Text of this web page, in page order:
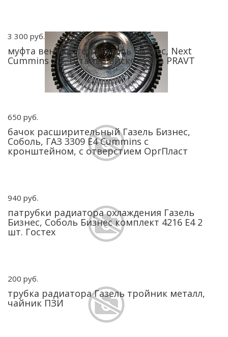
3 300 руб.
муфта вентилятора Газель Бизнес, Next
Cummins 2,8, Штайер вискомуфта PRAVT
650 руб.
бачок расширительный Газель Бизнес,
Соболь, ГАЗ 3309 Е4 Cummins с
кронштейном, с отверстием ОргПласт
940 руб.
патрубки радиатора охлаждения Газель
Бизнес, Соболь Бизнес комплект 4216 Е4 2
шт. Гостех
200 руб.
трубка радиатора Газель тройник металл,
чайник ПЗИ